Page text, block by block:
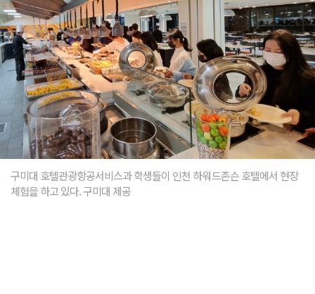
구미대 호텔관광항공서비스과 학생들이 인천 하워드존슨 호텔에서 현장
체험을 하고 있다. 구미대 제공